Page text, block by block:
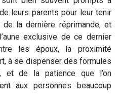
leurs parents pour leur tenir
la dernière réprimande, et
exclusive de ce dernier
les époux, la proximité
à se dispenser des formules
et de la patience que l’on
aux personnes beaucoup